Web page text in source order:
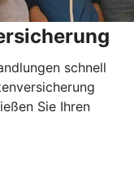
schnell
Sie Ihren